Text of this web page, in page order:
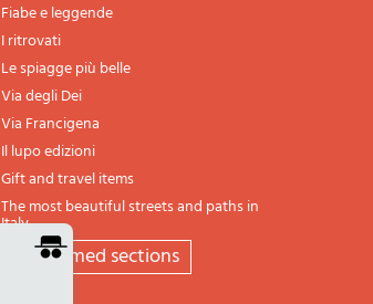
Fiabe e leggende
I ritrovati
Le spiagge più belle
Via degli Dei
Via Francigena
Il lupo edizioni
Gift and travel items
The most beautiful streets and paths in
Italy
All themed sections